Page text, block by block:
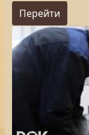
Перейти